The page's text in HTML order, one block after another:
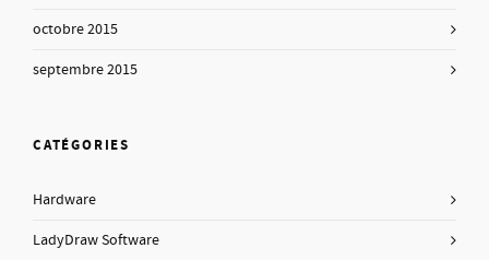
octobre 2015
septembre 2015
CATÉGORIES
Hardware
LadyDraw Software